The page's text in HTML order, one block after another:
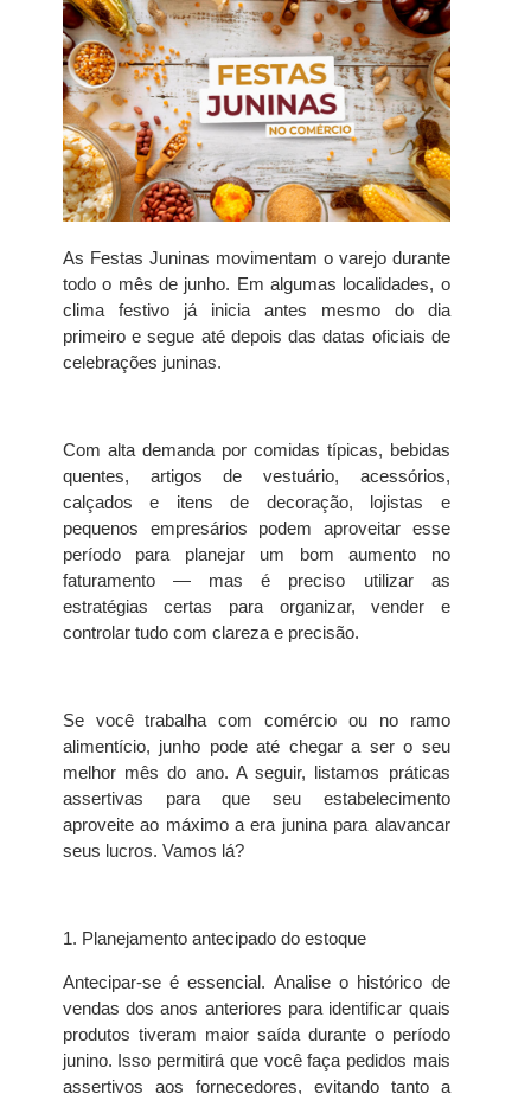
As Festas Juninas movimentam o varejo durante
todo o mês de junho. Em algumas localidades, o
clima festivo já inicia antes mesmo do dia
primeiro e segue até depois das datas oficiais de
celebrações juninas.
Com alta demanda por comidas típicas, bebidas
quentes, artigos de vestuário, acessórios,
calçados e itens de decoração, lojistas e
pequenos empresários podem aproveitar esse
período para planejar um bom aumento no
faturamento — mas é preciso utilizar as
estratégias certas para organizar, vender e
controlar tudo com clareza e precisão.
Se você trabalha com comércio ou no ramo
alimentício, junho pode até chegar a ser o seu
melhor mês do ano. A seguir, listamos práticas
assertivas para que seu estabelecimento
aproveite ao máximo a era junina para alavancar
seus lucros. Vamos lá?
1. Planejamento antecipado do estoque
Antecipar-se é essencial. Analise o histórico de
vendas dos anos anteriores para identificar quais
produtos tiveram maior saída durante o período
junino. Isso permitirá que você faça pedidos mais
assertivos aos fornecedores, evitando tanto a